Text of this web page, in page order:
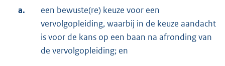
a.
een bewuste(re) keuze voor een
vervolgopleiding, waarbij in de keuze aandacht
is voor de kans op een baan na afronding van
de vervolgopleiding; en